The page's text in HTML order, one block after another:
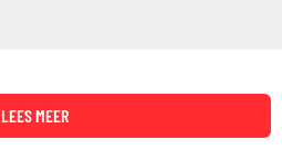
LEES MEER